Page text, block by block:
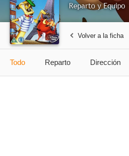
Reparto y Equipo
Volver a la ficha
Todo Reparto Dirección